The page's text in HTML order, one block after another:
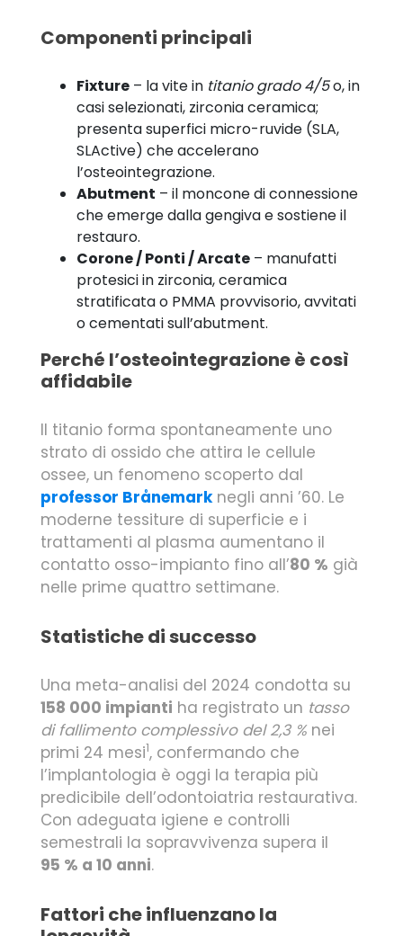
Componenti principali
Fixture – la vite in titanio grado 4/5o, in
casi selezionati, zirconia ceramica;
presenta superfici micro-ruvide (SLA,
SLActive) che accelerano
l’osteointegrazione.
Abutment – il moncone di connessione
che emerge dalla gengiva e sostiene il
restauro.
Corone / Ponti / Arcate – manufatti
protesici in zirconia, ceramica
stratificata o PMMA provvisorio, avvitati
o cementati sull’abutment.
Perché l’osteointegrazione è così
affidabile
Il titanio forma spontaneamente uno
strato di ossido che attira le cellule
ossee, un fenomeno scoperto dal
professor Brånemarknegli anni ’60. Le
moderne tessiture di superficie e i
trattamenti al plasma aumentano il
contatto osso-impianto fino all’80 % già
nelle prime quattro settimane.
Statistiche di successo
Una meta-analisi del 2024 condotta su
158 000 impianti ha registrato un tasso
di fallimento complessivo del 2,3 %nei
primi 24 mesi1, confermando che
l’implantologia è oggi la terapia più
predicibile dell’odontoiatria restaurativa.
Con adeguata igiene e controlli
semestrali la sopravvivenza supera il
95 % a 10 anni.
Fattori che influenzano la